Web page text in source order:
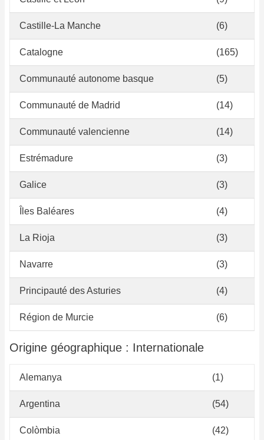
Castille-La Manche (6)
Catalogne (165)
Communauté autonome basque (5)
Communauté de Madrid (14)
Communauté valencienne (14)
Estrémadure (3)
Galice (3)
Îles Baléares (4)
La Rioja (3)
Navarre (3)
Principauté des Asturies (4)
Région de Murcie (6)
Origine géographique : Internationale
Alemanya (1)
Argentina (54)
Colòmbia (42)